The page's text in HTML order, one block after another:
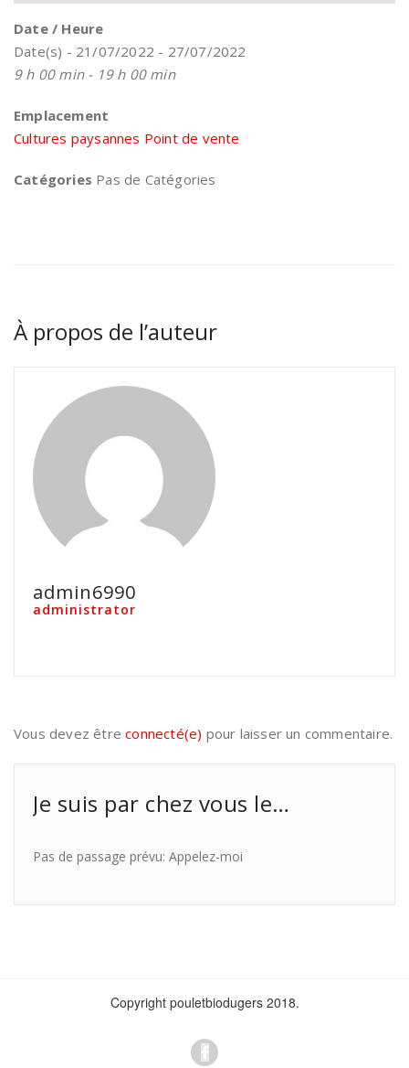
Date / Heure
Date(s) - 21/07/2022 - 27/07/2022
9 h 00 min - 19 h 00 min
Emplacement
Cultures paysannes Point de vente
Catégories Pas de Catégories
À propos de l’auteur
admin6990
administrator
Vous devez êtreconnecté(e) pour laisser un commentaire.
Je suis par chez vous le…
Pas de passage prévu: Appelez-moi
Copyright pouletbiodugers 2018.